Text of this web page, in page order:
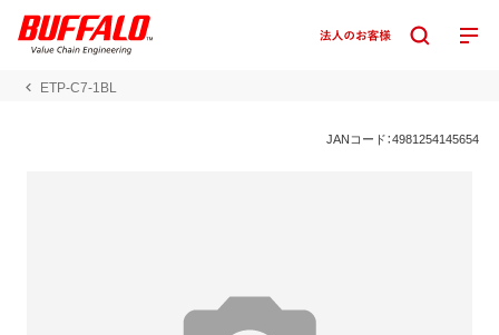
ETP-C7-1BL
JANコード：4981254145654